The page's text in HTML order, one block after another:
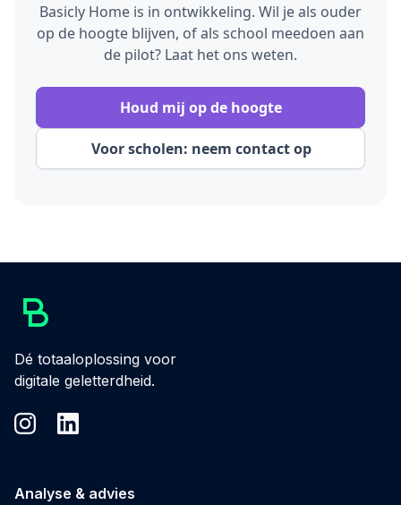
Basicly Home is in ontwikkeling. Wil je als ouder
op de hoogte blijven, of als school meedoen aan
de pilot? Laat het ons weten.
Voor scholen: neem contact op
Houd mij op de hoogte
Dé totaaloplossing voor
digitale geletterdheid.
Analyse & advies